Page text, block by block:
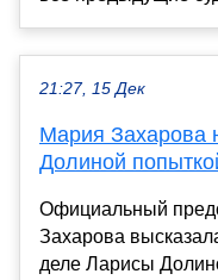
21:27, 15 Дек
Мария Захарова
Долиной
Официальный
Захарова
деле Ларисы